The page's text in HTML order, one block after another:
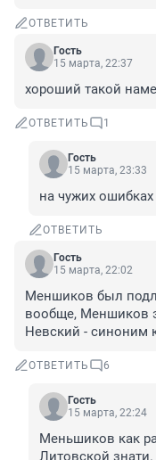
ОТВЕТИТЬ
Гость
15 марта, 22:37
хороший такой
ОТВЕТИТЬ 1
Гость
15 марта, 23:33
на чужих ошибках
ОТВЕТИТЬ
Гость
15 марта, 22:02
Меншиков был
вообще, Меншиков
Невский - синоним
ОТВЕТИТЬ 6
Гость
15 марта, 22:24
Меньшиков как
Литовской